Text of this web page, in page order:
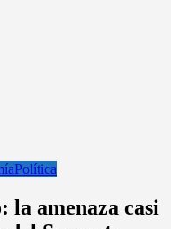
Política
la amenaza casi